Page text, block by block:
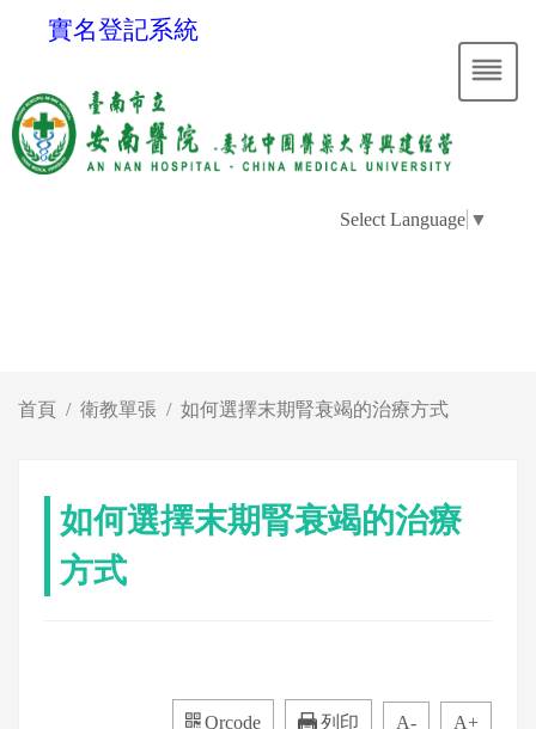
實名登記系統
Select Language ▼
首頁 衛教單張 如何選擇末期腎衰竭的治療方式
如何選擇末期腎衰竭的治療
方式
Qrcode 列印 A- A+